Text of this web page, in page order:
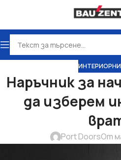
Наръчник за
да изберем
Port DoorsОт